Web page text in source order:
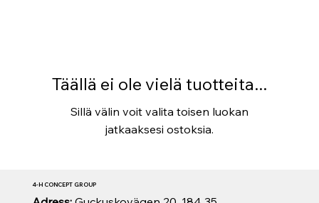
Täällä ei ole vielä tuotteita...
Sillä välin voit valita toisen luokan
jatkaaksesi ostoksia.
4-H CONCEPT GROUP